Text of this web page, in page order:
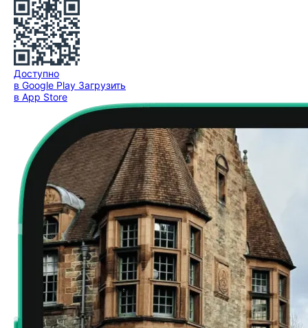
Доступно
в Google Play Загрузить
в App Store